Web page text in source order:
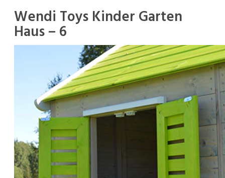
Wendi Toys Kinder Garten
Haus – 6